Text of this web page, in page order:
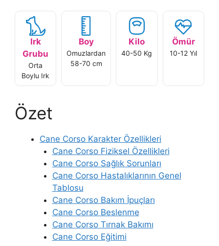
Irk
Grubu
Orta
Boylu Irk
Boy
Omuzlardan
58-70 cm
Kilo
40-50 Kg
Ömür
10-12 Yıl
Özet
Cane Corso Karakter Özellikleri
Cane Corso Fiziksel Özellikleri
Cane Corso Sağlık Sorunları
Cane Corso Hastalıklarının Genel
Tablosu
Cane Corso Bakım İpuçları
Cane Corso Beslenme
Cane Corso Tırnak Bakımı
Cane Corso Eğitimi